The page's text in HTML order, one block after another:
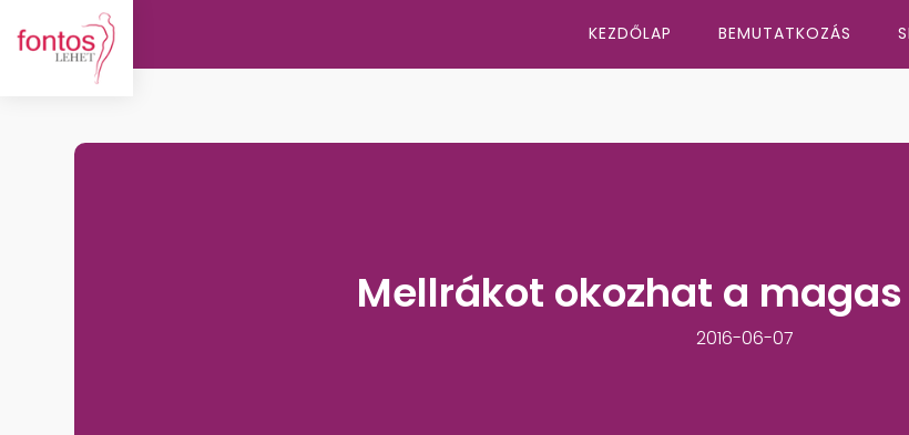
KEZDŐLAP BEMUTATKOZÁS
Mellrákot okozhat a
2016-06-07